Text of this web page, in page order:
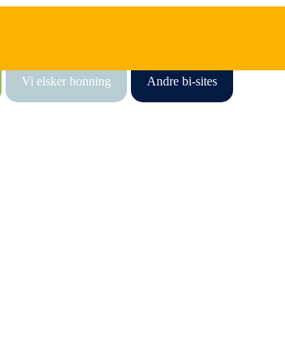
Vi elsker honning Andre bi-sites